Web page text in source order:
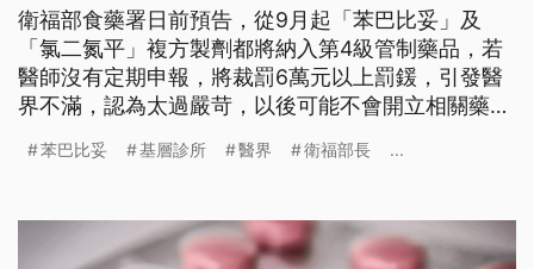
衛福部食藥署日前預告，從9月起「苯巴比妥」及
「氯二氮平」複方製劑都將納入第4級管制藥品，若
醫師沒有定期申報，將裁罰6萬元以上罰鍰，引發醫
界不滿，認為太過嚴苛，以後可能不會開立相關藥
（28）日上午受訪時證實，會給基層診所調整用藥，
苯巴比妥 基層診所 醫界 衛福部長 ...